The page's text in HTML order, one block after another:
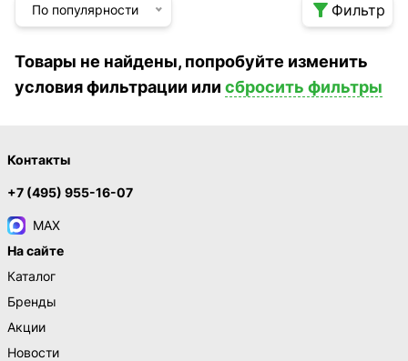
По популярности  Фильтр
Товары не найдены, попробуйте изменить
условия фильтрации или сбросить фильтры
Контакты
+7 (495) 955-16-07
MAX
На сайте
Каталог
Бренды
Акции
Новости